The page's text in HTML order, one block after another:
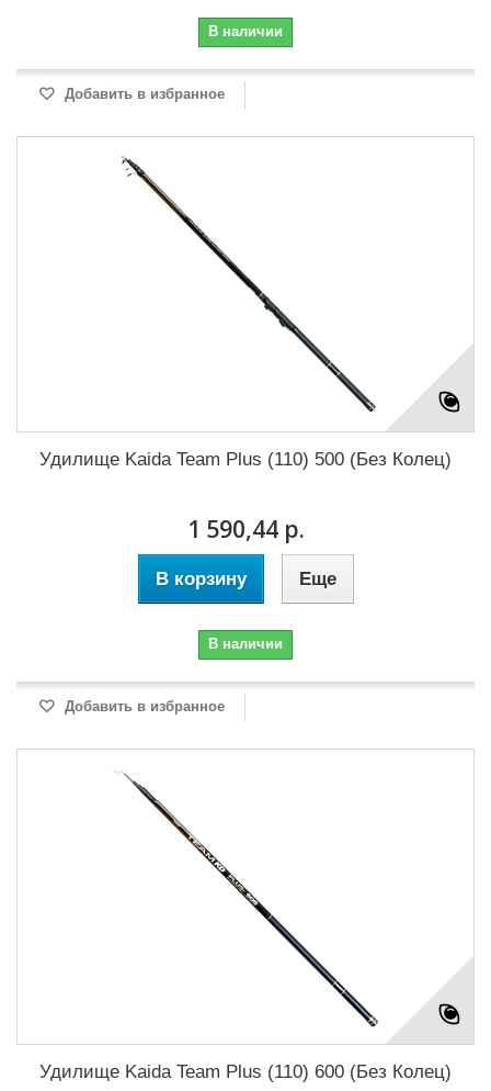
В наличии
Добавить в избранное
Удилище Kaida Team Plus (110) 500 (Без Колец)
1 590,44 р.
В корзину Еще
В наличии
Добавить в избранное
Удилище Kaida Team Plus (110) 600 (Без Колец)